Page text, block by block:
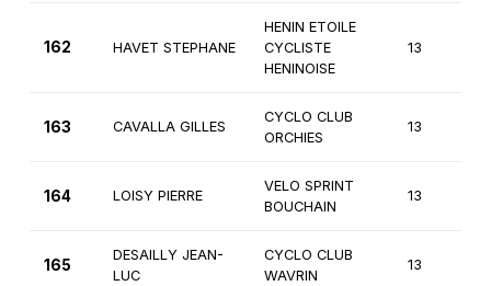
162 HAVET STEPHANE
HENIN ETOILE
CYCLISTE
HENINOISE
13
163 CAVALLA GILLES
CYCLO CLUB
ORCHIES
13
164 LOISY PIERRE
VELO SPRINT
BOUCHAIN
13
165
DESAILLY JEAN-
LUC
CYCLO CLUB
WAVRIN
13